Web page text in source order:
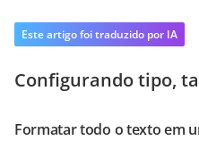
Este artigo foi traduzido por IA
Configurando tipo,
Formatar todo o texto em